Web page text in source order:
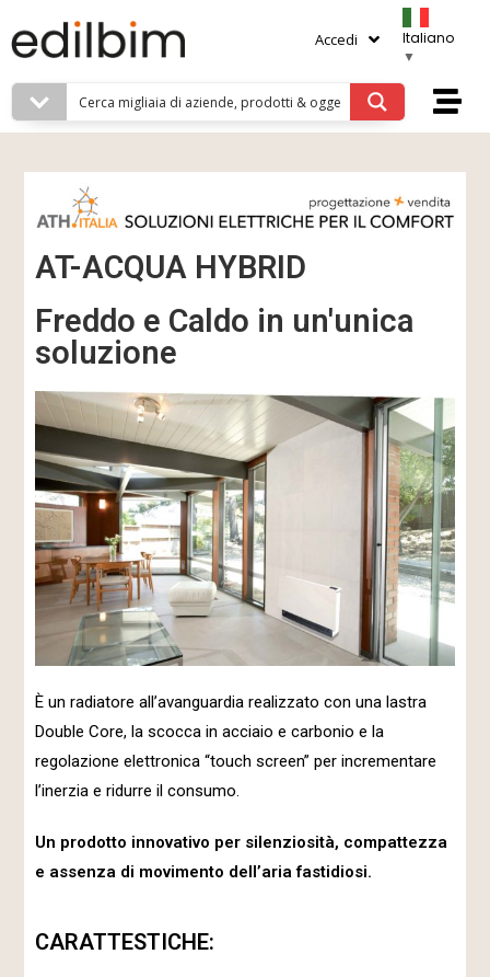
Accedi
Italiano
▼
AT-ACQUA HYBRID
Freddo e Caldo in un'unica
soluzione
È un radiatore all’avanguardia realizzato con una lastra
Double Core, la scocca in acciaio e carbonio e la
regolazione elettronica “touch screen” per incrementare
l’inerzia e ridurre il consumo.
Un prodotto innovativo per silenziosità, compattezza
e assenza di movimento dell’aria fastidiosi.
CARATTESTICHE: